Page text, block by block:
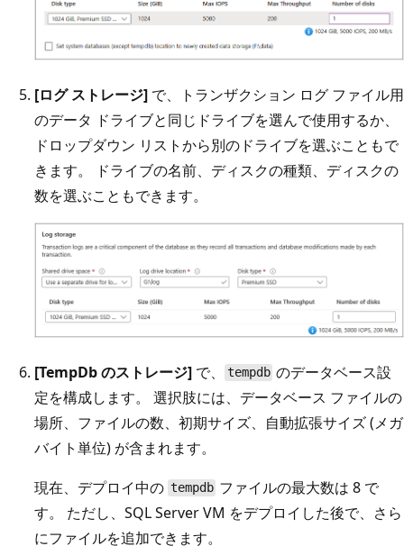
[ログ ストレージ] で、トランザクション ログ ファイル用
のデータ ドライブと同じドライブを選んで使用するか、
ドロップダウン リストから別のドライブを選ぶこともで
きます。 ドライブの名前、ディスクの種類、ディスクの
数を選ぶこともできます。
[TempDb のストレージ] で、 tempdb のデータベース設
定を構成します。 選択肢には、データベース ファイルの
場所、ファイルの数、初期サイズ、自動拡張サイズ (メガ
バイト単位) が含まれます。
現在、デプロイ中の tempdb ファイルの最大数は 8 で
す。 ただし、SQL Server VM をデプロイした後で、さら
にファイルを追加できます。